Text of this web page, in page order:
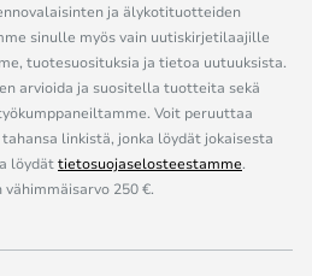
ja älykotituotteiden
sinulle myös vain uutiskirjetilaajille
tuotesuosituksia ja tietoa uutuuksista.
arvioida ja suositella tuotteita sekä
Voit peruuttaa
linkistä, jonka löydät jokaisesta
löydättietosuojaselosteestamme.
vähimmäisarvo 250 €.